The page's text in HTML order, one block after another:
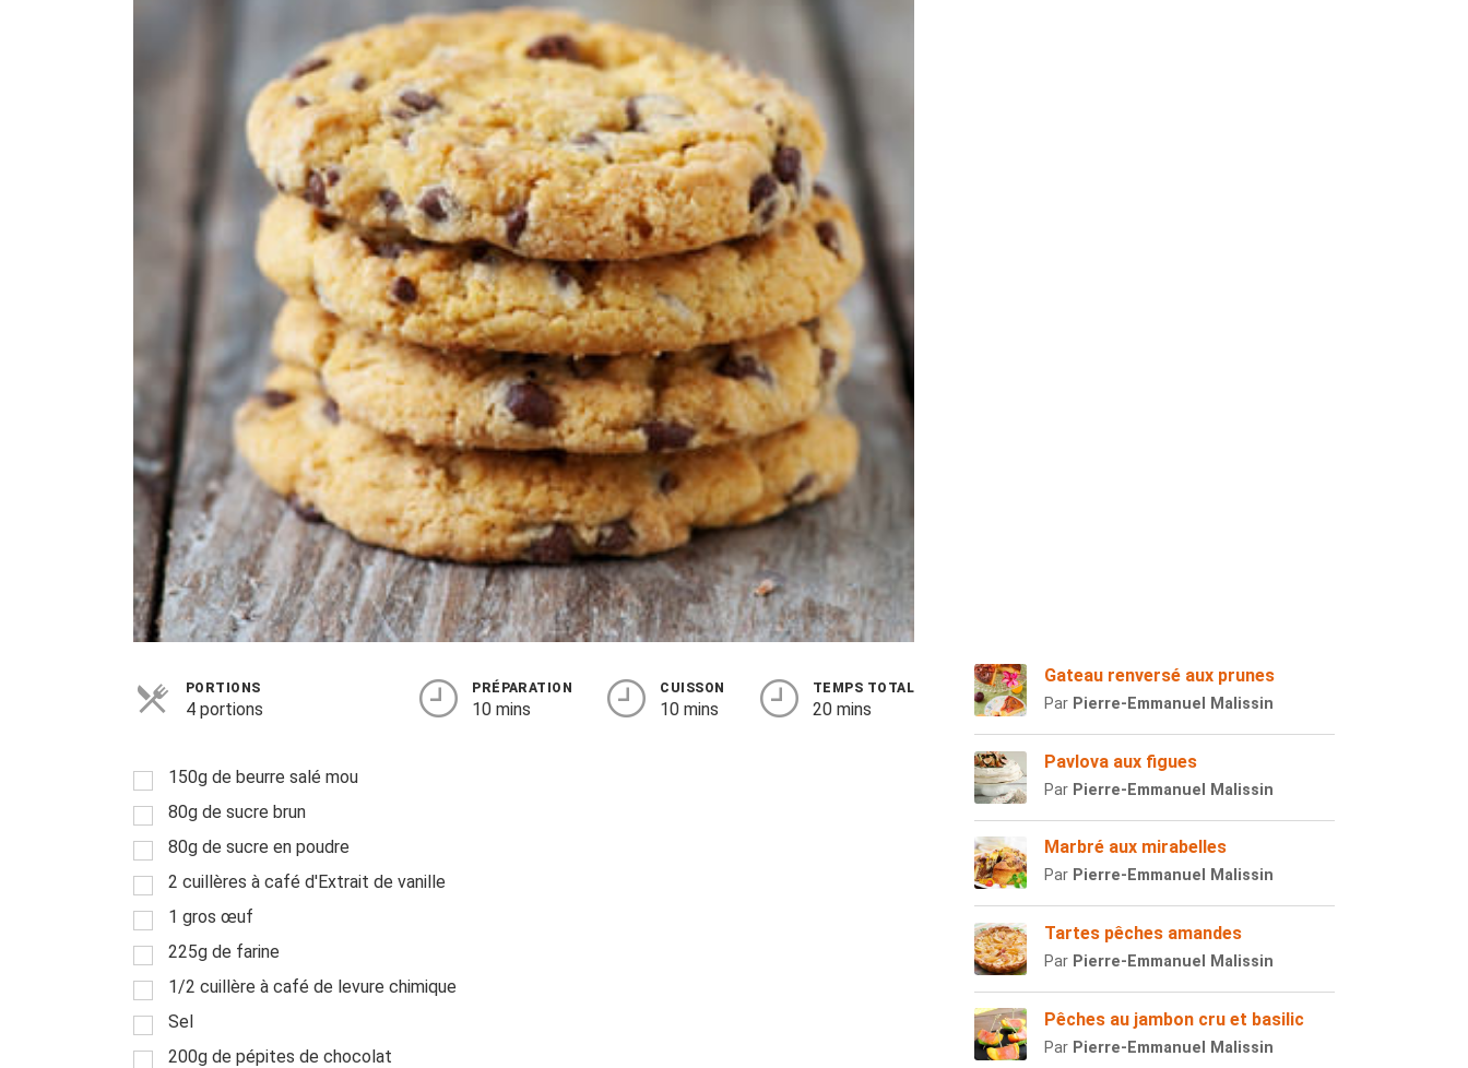
PORTIONS
4 portions
PRÉPARATION
10 mins
CUISSON
10 mins
TEMPS TOTAL
20 mins
150g de beurre salé mou
80g de sucre brun
80g de sucre en poudre
2 cuillères à café d'Extrait de vanille
1 gros œuf
225g de farine
1/2 cuillère à café de levure chimique
Sel
200g de pépites de chocolat
Gateau renversé aux prunes
Par Pierre-Emmanuel Malissin
Pavlova aux figues
Par Pierre-Emmanuel Malissin
Marbré aux mirabelles
Par Pierre-Emmanuel Malissin
Tartes pêches amandes
Par Pierre-Emmanuel Malissin
Pêches au jambon cru et basilic
Par Pierre-Emmanuel Malissin